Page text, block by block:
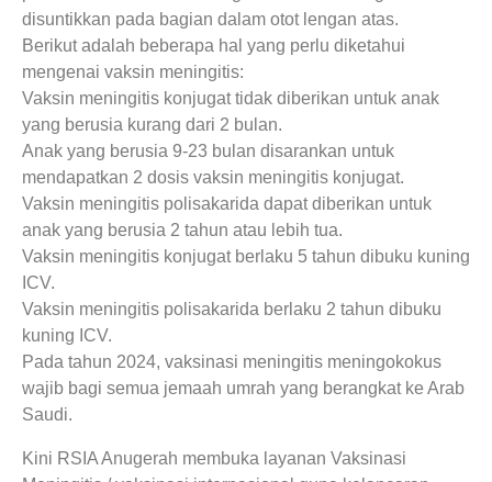
disuntikkan pada bagian dalam otot lengan atas.
Berikut adalah beberapa hal yang perlu diketahui
mengenai vaksin meningitis:
Vaksin meningitis konjugat tidak diberikan untuk anak
yang berusia kurang dari 2 bulan.
Anak yang berusia 9-23 bulan disarankan untuk
mendapatkan 2 dosis vaksin meningitis konjugat.
Vaksin meningitis polisakarida dapat diberikan untuk
anak yang berusia 2 tahun atau lebih tua.
Vaksin meningitis konjugat berlaku 5 tahun dibuku kuning
ICV.
Vaksin meningitis polisakarida berlaku 2 tahun dibuku
kuning ICV.
Pada tahun 2024, vaksinasi meningitis meningokokus
wajib bagi semua jemaah umrah yang berangkat ke Arab
Saudi.
Kini RSIA Anugerah membuka layanan Vaksinasi